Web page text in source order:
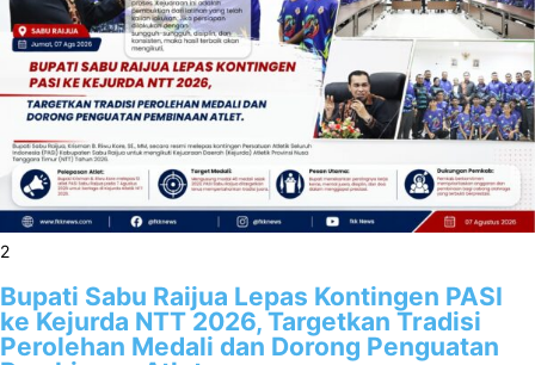
2
Bupati Sabu Raijua Lepas Kontingen PASI
ke Kejurda NTT 2026, Targetkan Tradisi
Perolehan Medali dan Dorong Penguatan